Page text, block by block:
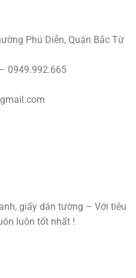
Phú Diễn, Quận Bắc Từ
0949.992.665
giấy dán tường – Với tiêu
luôn tốt nhất !